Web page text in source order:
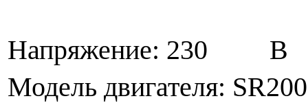
Напряжение: 230 В
Модель двигателя: SR